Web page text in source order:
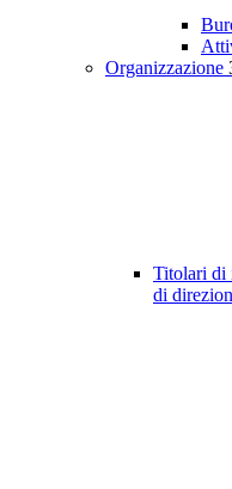
Organizzazione
Titolari di
di